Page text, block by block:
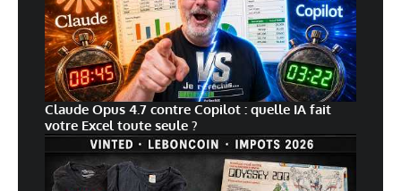
Claude Opus 4.7 contre Copilot : quelle IA fait
votre Excel toute seule ?